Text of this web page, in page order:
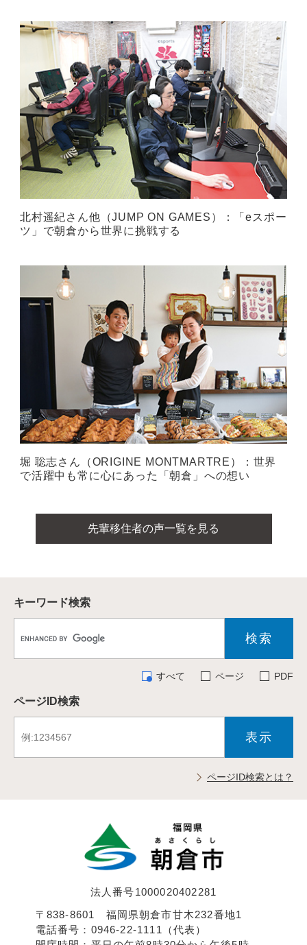
北村遥紀さん他（JUMP ON GAMES）：「eスポー
ツ」で朝倉から世界に挑戦する
堀 聡志さん（ORIGINE MONTMARTRE）：世界
で活躍中も常に心にあった「朝倉」への想い
先輩移住者の声一覧を見る
キーワード検索
すべて ページ PDF
ページID検索
ページID検索とは？
法人番号1000020402281
〒838-8601 福岡県朝倉市甘木232番地1
電話番号：0946-22-1111（代表）